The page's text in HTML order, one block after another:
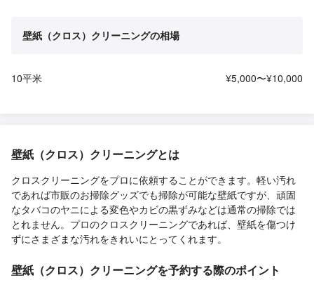
壁紙（クロス）クリーニングの相場
10平米 ¥5,000〜¥10,000
壁紙（クロス）クリーニングとは
クロスクリーニングをプロに依頼することができます。軽い汚れ
であれば市販のお掃除グッズでも掃除が可能な壁紙ですが、頑固
なタバコのヤニによる変色やカビの黒ずみなどは通常の掃除では
とれません。プロのクロスクリーニングであれば、壁紙を傷つけ
ずにさまざまな汚れをきれいにとってくれます。
壁紙（クロス）クリーニングを予約する際のポイント